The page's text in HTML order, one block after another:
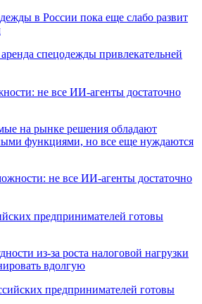
в России пока еще слабо развит
не все ИИ-агенты достаточно
на рынке решения обладают
функциями, но все еще нуждаются
предпринимателей готовы
из-за роста налоговой нагрузки
вдолгую